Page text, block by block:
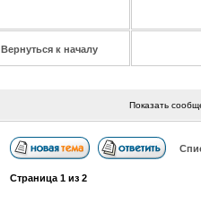
Вернуться к началу
Показать
Страница 1из 2